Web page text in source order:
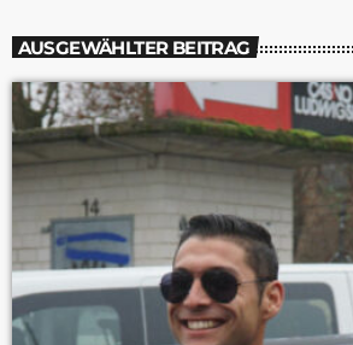
AUSGEWÄHLTER BEITRAG